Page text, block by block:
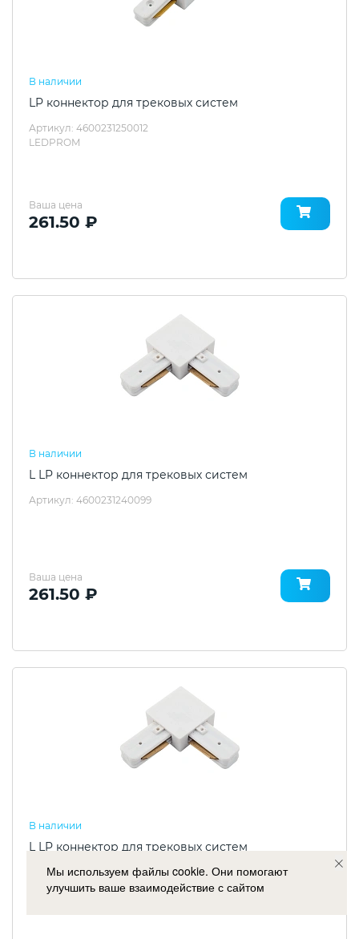
В наличии
LP коннектор для трековых систем
Артикул: 4600231250012
LEDPROM
Ваша цена
261.50 ₽
В наличии
L LP коннектор для трековых систем
Артикул: 4600231240099
Ваша цена
261.50 ₽
В наличии
L LP коннектор для трековых систем
Артикул: 4600231240013
Мы используем файлы cookie. Они помогают
улучшить ваше взаимодействие с сайтом